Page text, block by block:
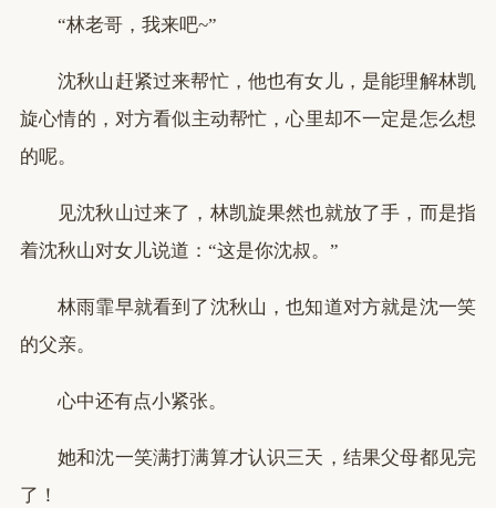
“林老哥，我来吧~”
沈秋山赶紧过来帮忙，他也有女儿，是能理解林凯
旋心情的，对方看似主动帮忙，心里却不一定是怎么想
的呢。
见沈秋山过来了，林凯旋果然也就放了手，而是指
着沈秋山对女儿说道：“这是你沈叔。”
林雨霏早就看到了沈秋山，也知道对方就是沈一笑
的父亲。
心中还有点小紧张。
她和沈一笑满打满算才认识三天，结果父母都见完
了！